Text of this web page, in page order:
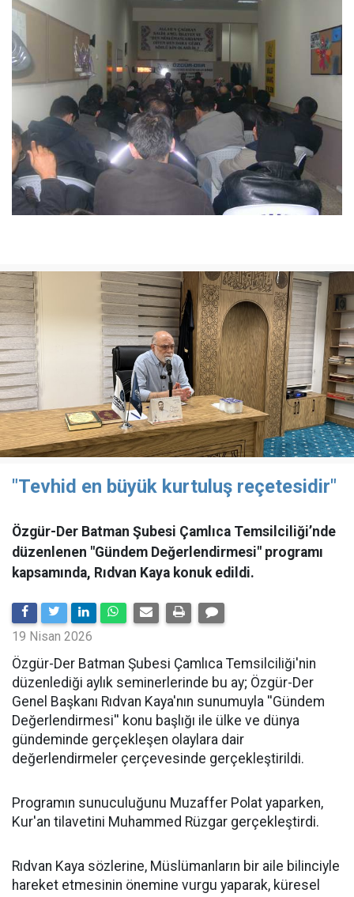
"Tevhid en büyük kurtuluş reçetesidir"
Özgür-Der Batman Şubesi Çamlıca Temsilciliği’nde
düzenlenen "Gündem Değerlendirmesi" programı
kapsamında, Rıdvan Kaya konuk edildi.
19 Nisan 2026
​Özgür-Der Batman Şubesi Çamlıca Temsilciliği'nin
düzenlediği aylık seminerlerinde bu ay; Özgür-Der
Genel Başkanı Rıdvan Kaya'nın sunumuyla ''Gündem
Değerlendirmesi'' konu başlığı ile ülke ve dünya
gündeminde gerçekleşen olaylara dair
değerlendirmeler çerçevesinde gerçekleştirildi.
Programın sunuculuğunu Muzaffer Polat yaparken,
Kur'an tilavetini Muhammed Rüzgar gerçekleştirdi.
Rıdvan Kaya sözlerine, Müslümanların bir aile bilinciyle
hareket etmesinin önemine vurgu yaparak, küresel